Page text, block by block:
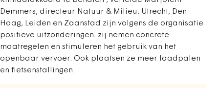
Demmers, directeur Natuur & Milieu. Utrecht, Den
Haag, Leiden en Zaanstad zijn volgens de organisatie
positieve uitzonderingen: zij nemen concrete
maatregelen en stimuleren het gebruik van het
openbaar vervoer. Ook plaatsen ze meer laadpalen
en fietsenstallingen.